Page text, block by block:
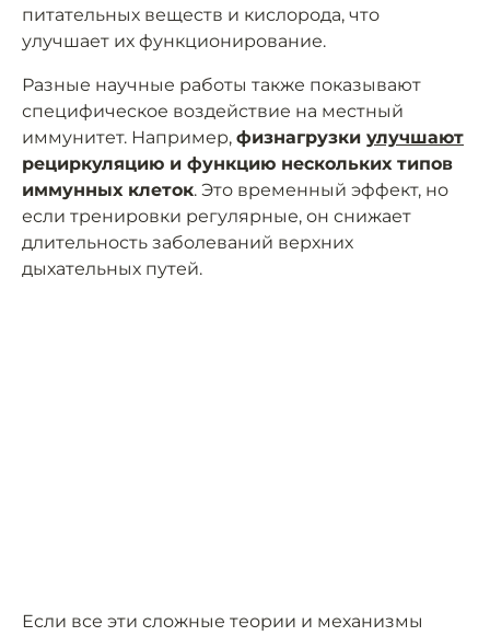
питательных веществ и кислорода, что
улучшает их функционирование.
Разные научные работы также показывают
специфическое воздействие на местный
иммунитет. Например, физнагрузки улучшают
рециркуляцию и функцию нескольких типов
иммунных клеток. Это временный эффект, но
если тренировки регулярные, он снижает
длительность заболеваний верхних
дыхательных путей.
Если все эти сложные теории и механизмы